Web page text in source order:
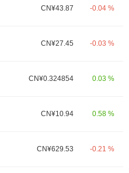
CN¥43.87 -0.04 %
CN¥27.45 -0.03 %
CN¥0.324854 0.03 %
CN¥10.94 0.58 %
CN¥629.53 -0.21 %